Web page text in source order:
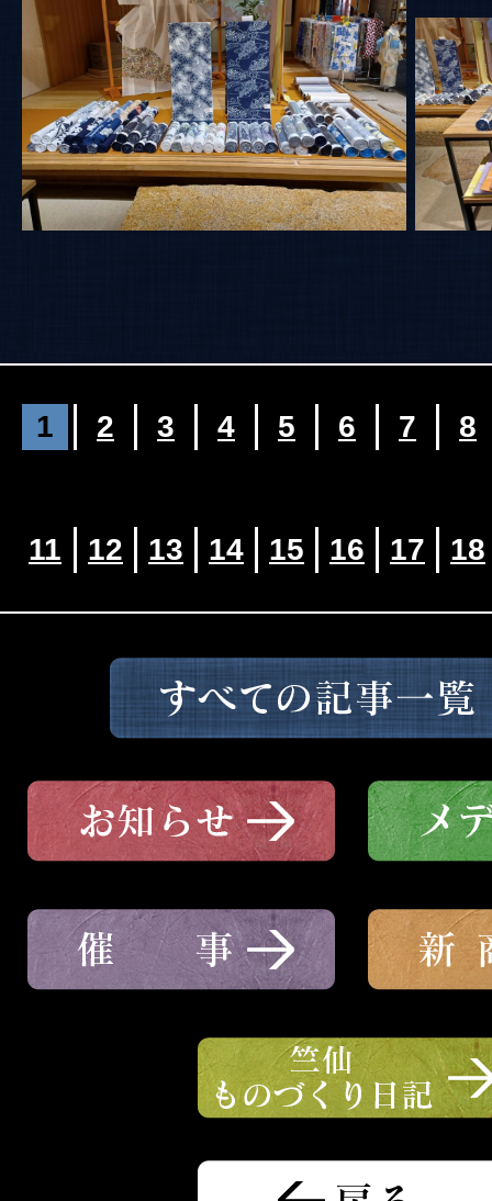
1 2 3 4 5 6 7 8
11 12 13 14 15 16 17 18